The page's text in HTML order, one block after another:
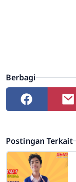
Berbagi
Postingan Terkait